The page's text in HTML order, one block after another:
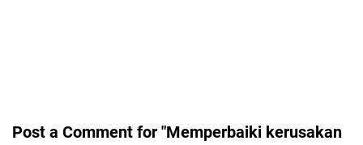
Post a Comment for "Memperbaiki kerusakan